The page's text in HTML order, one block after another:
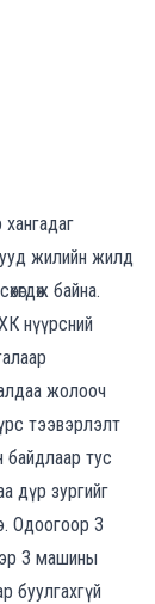
жилийн жилд
байна.
нүүрсний
жолооч
тээвэрлэлт
байдлаар тус
дүр зургийг
Одоогоор 3
3 машины
буулгахгүй